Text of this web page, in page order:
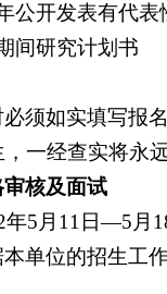
公开发表有代
间研究计划书
须如实填写报
一经查实将永
审核及面试
年5 月 11 日—5 月
单位的招生工